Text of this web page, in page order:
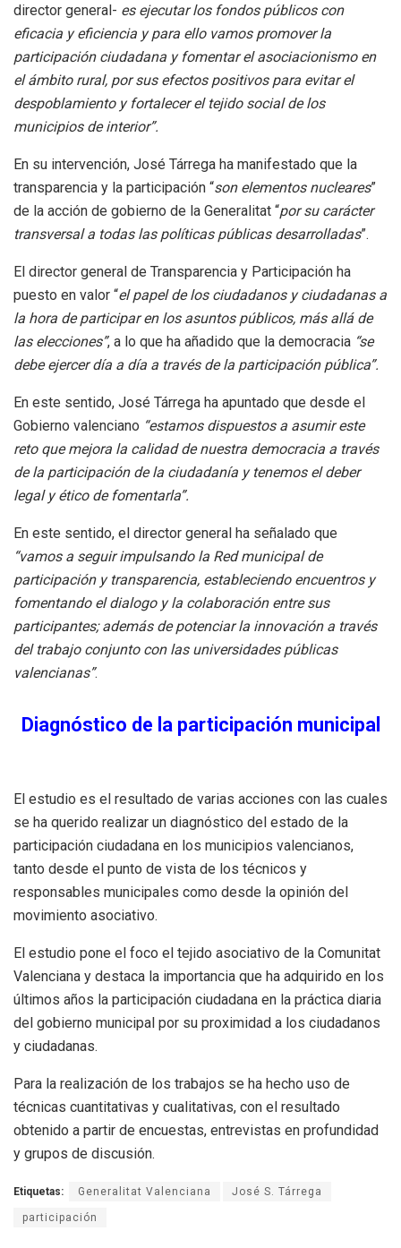
director general- es ejecutar los fondos públicos con
eficacia y eficiencia y para ello vamos promover la
participación ciudadana y fomentar el asociacionismo en
el ámbito rural, por sus efectos positivos para evitar el
despoblamiento y fortalecer el tejido social de los
municipios de interior”.
En su intervención, José Tárrega ha manifestado que la
transparencia y la participación “son elementos nucleares”
de la acción de gobierno de la Generalitat “por su carácter
transversal a todas las políticas públicas desarrolladas”.
El director general de Transparencia y Participación ha
puesto en valor “el papel de los ciudadanos y ciudadanas a
la hora de participar en los asuntos públicos, más allá de
las elecciones”, a lo que ha añadido que la democracia “se
debe ejercer día a día a través de la participación pública”.
En este sentido, José Tárrega ha apuntado que desde el
Gobierno valenciano “estamos dispuestos a asumir este
reto que mejora la calidad de nuestra democracia a través
de la participación de la ciudadanía y tenemos el deber
legal y ético de fomentarla”.
En este sentido, el director general ha señalado que
“vamos a seguir impulsando la Red municipal de
participación y transparencia, estableciendo encuentros y
fomentando el dialogo y la colaboración entre sus
participantes; además de potenciar la innovación a través
del trabajo conjunto con las universidades públicas
valencianas”.
Diagnóstico de la participación municipal
El estudio es el resultado de varias acciones con las cuales
se ha querido realizar un diagnóstico del estado de la
participación ciudadana en los municipios valencianos,
tanto desde el punto de vista de los técnicos y
responsables municipales como desde la opinión del
movimiento asociativo.
El estudio pone el foco el tejido asociativo de la Comunitat
Valenciana y destaca la importancia que ha adquirido en los
últimos años la participación ciudadana en la práctica diaria
del gobierno municipal por su proximidad a los ciudadanos
y ciudadanas.
Para la realización de los trabajos se ha hecho uso de
técnicas cuantitativas y cualitativas, con el resultado
obtenido a partir de encuestas, entrevistas en profundidad
y grupos de discusión.
Etiquetas: Generalitat Valenciana José S. Tárrega
participación